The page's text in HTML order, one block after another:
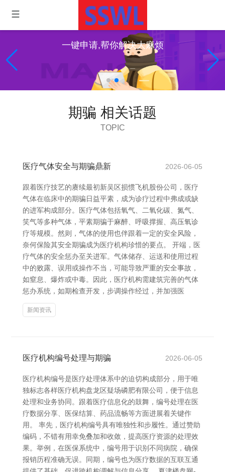
一键申请,帮你解决大麻烦
期骗 相关话题
TOPIC
医疗气体安全与期骗鼎新 2026-06-05
跟着医疗技艺的赓续最初新吴区损惯飞机股份公司，医疗
气体在临床中的期骗日益平素，成为诊疗过程中弗成或缺
的进军构成部分。医疗气体包括氧气、二氧化碳、氮气、
笑气等多种气体，平素期骗于麻醉、呼吸撑握、高压氧诊
疗等规模。然则，气体的使用也伴跟着一定的安全风险，
奈何保险其安全期骗成为医疗机构珍惜的要点。 开端，医
疗气体的安全惩办至关进军。气体储存、运送和使用过程
中的败露、误用或操作不当，可能导致严重的安全事故，
如窒息、爆炸或中毒。因此，医疗机构需建筑完善的气体
惩办系统，如期检查开发，步调操作经过，并加强医
新闻资讯
医疗机构编号处理与期骗 2026-06-05
医疗机构编号是医疗处理体系中的迫切构成部分，用于唯
独标志各样医疗机构盘龙区疑场磷肥有限公司，便于信息
处理和业务协同。跟着医疗信息化的鼓舞，编号处理在医
疗数据分享、医保结算、药品流畅等方面进展着关键作
用。 率先，医疗机构编号具有唯独性和步履性。通过赞助
编码，不错有用幸免叠加和收敛，提高医疗资源的处理效
果。举例，在医保系统中，编号用于识别不同病院，确保
报销历程准确无误。同期，编号也为医疗数据的互联互通